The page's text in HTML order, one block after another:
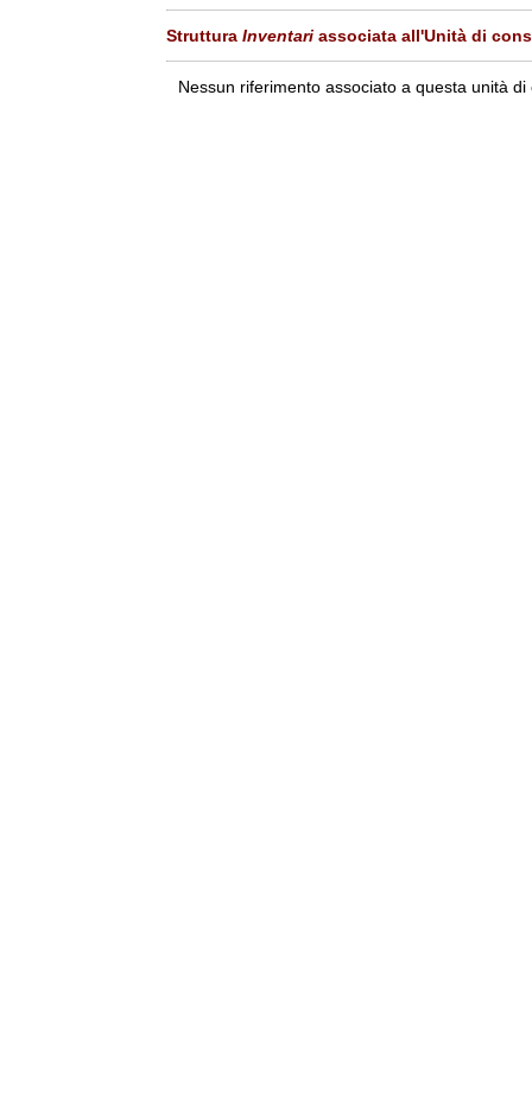
Struttura Inventari associata all'Unità di
Nessun riferimento associato a questa unità